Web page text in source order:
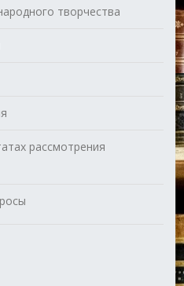
творчества
рассмотрения